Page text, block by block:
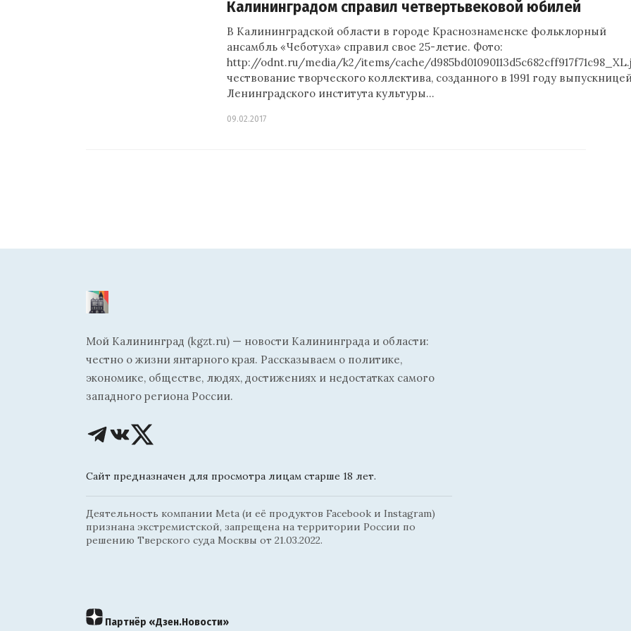
Калининградом справил четвертьвековой юбилей
В Калининградской области в городе Краснознаменске фольклорный
ансамбль «Чеботуха» справил свое 25-летие. Фото:
http://odnt.ru/media/k2/items/cache/
чествование творческого коллектива, созданного в 1991 году
Ленинградского института культуры…
09.02.2017
Мой Калининград (kgzt.ru) — новости Калининграда и области:
честно о жизни янтарного края. Рассказываем о политике,
экономике, обществе, людях, достижениях и недостатках самого
западного региона России.
Сайт предназначен для просмотра лицам старше 18 лет.
Деятельность компании Meta (и её продуктов Facebook и Instagram)
признана экстремистской, запрещена на территории России по
решению Тверского суда Москвы от 21.03.2022.
Партнёр «Дзен.Новости»